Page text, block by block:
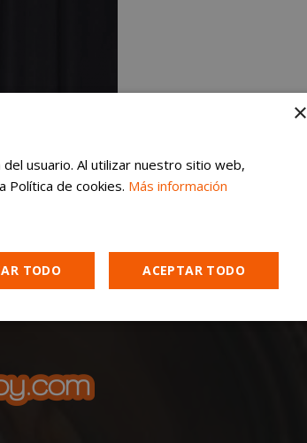
×
usuario. Al utilizar nuestro sitio web,
Política de cookies. Más información
ACEPTAR TODO
TODO
Cookies de
Cookies no